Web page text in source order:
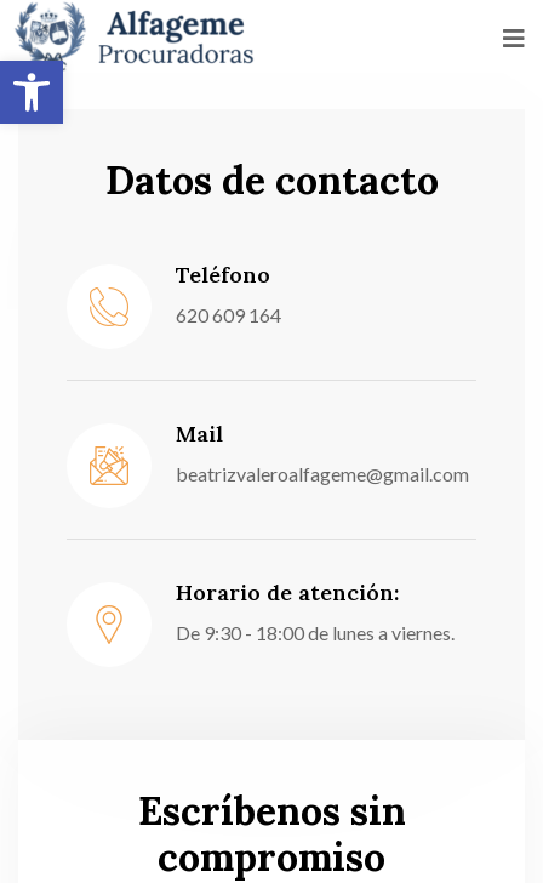
Abrir barra de herramientas
Datos de contacto
Teléfono
620 609 164
Mail
beatrizvaleroalfageme@gmail.com
Horario de atención:
De 9:30 - 18:00 de lunes a viernes.
Escríbenos sin
compromiso